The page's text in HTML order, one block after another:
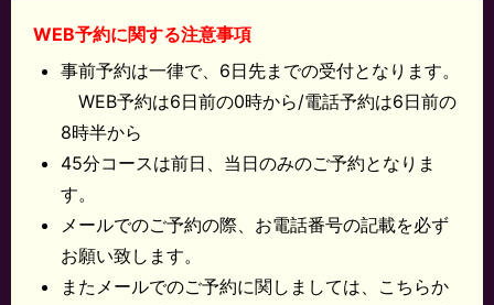
WEB予約に関する注意事項
事前予約は一律で、6日先までの受付となります。
WEB予約は6日前の0時から/電話予約は6日前の
8時半から
45分コースは前日、当日のみのご予約となりま
す。
メールでのご予約の際、お電話番号の記載を必ず
お願い致します。
またメールでのご予約に関しましては、こちらか